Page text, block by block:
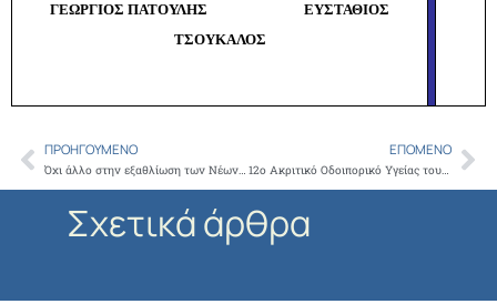
ΓΕΩΡΓΙΟΣ ΠΑΤΟΥΛΗΣ ΕΥΣΤΑΘΙΟΣ
ΤΣΟΥΚΑΛΟΣ
Prev
ΠΡΟΗΓΟΎΜΕΝΟ
Όχι άλλο στην εξαθλίωση των Νέων Γιατρών δηλώνει ο ΙΣΑ
ΕΠΌΜΕΝΟ
12ο Ακριτικό Οδοιπορικό Υγείας του Ιατρείου Κοινωνικής Αποστολής: Ακριτική Καστοριά – Ακριτική Φλώρινα – Ορεινό Μέτσοβο
Σχετικά άρθρα